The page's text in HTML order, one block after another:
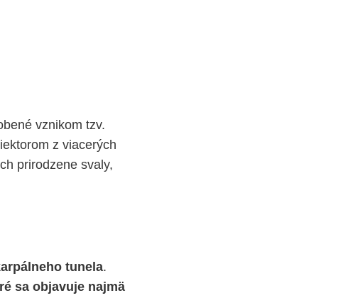
vznikom tzv.
z viacerých
prirodzene svaly,
tunela.
sa objavuje najmä